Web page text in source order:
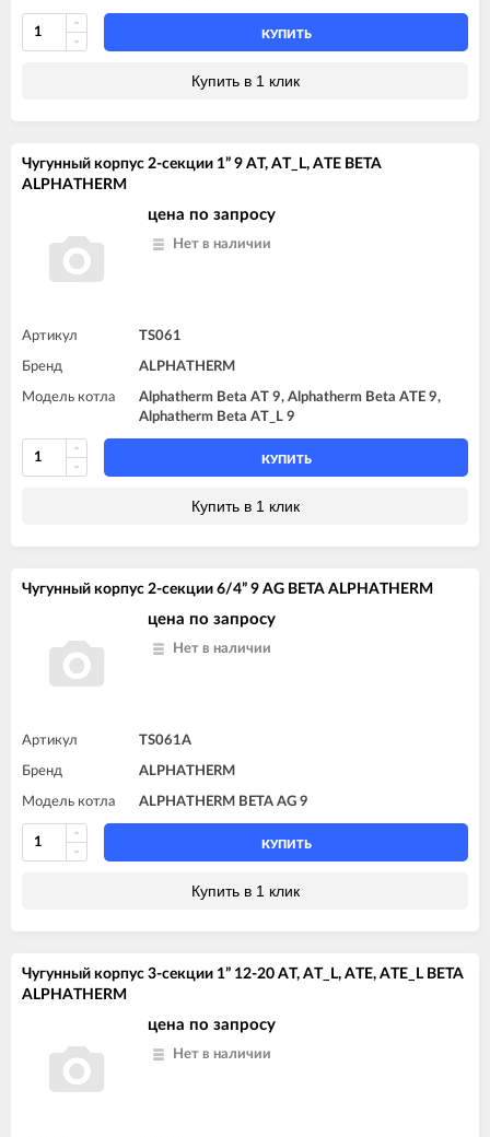
КУПИТЬ
Купить в 1 клик
Чугунный корпус 2-секции 1” 9 AT, AT_L, ATE BETA
ALPHATHERM
цена по запросу
Нет в наличии
Артикул TS061
Бренд ALPHATHERM
Модель котла
Alphatherm Beta AT 9, Alphatherm Beta ATE 9,
Alphatherm Beta AT_L 9
КУПИТЬ
Купить в 1 клик
Чугунный корпус 2-секции 6/4” 9 AG BETA ALPHATHERM
цена по запросу
Нет в наличии
Артикул TS061A
Бренд ALPHATHERM
Модель котла ALPHATHERM BETA AG 9
КУПИТЬ
Купить в 1 клик
Чугунный корпус 3-секции 1” 12-20 AT, AT_L, ATE, ATE_L BETA
ALPHATHERM
цена по запросу
Нет в наличии